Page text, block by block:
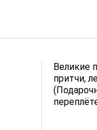
Великие
притчи,